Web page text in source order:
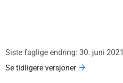
Siste faglige endring: 30. juni 2021
Se tidligere versjoner